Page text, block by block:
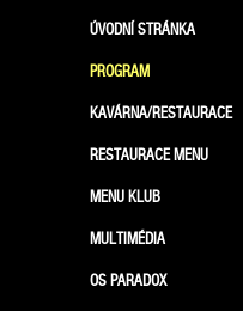
ÚVODNÍ STRÁNKA
PROGRAM
KAVÁRNA/RESTAURACE
RESTAURACE MENU
MENU KLUB
MULTIMÉDIA
OS PARADOX